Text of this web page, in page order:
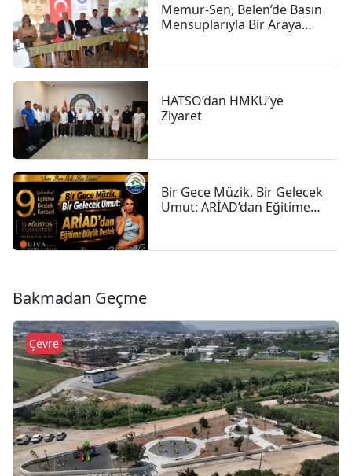
Memur-Sen, Belen’de Basın
Mensuplarıyla Bir Araya
HATSO’dan HMKÜ’ye
Ziyaret
Bir Gece Müzik, Bir Gelecek
Umut: ARİAD’dan Eğitime
Bakmadan Geçme
Çevre